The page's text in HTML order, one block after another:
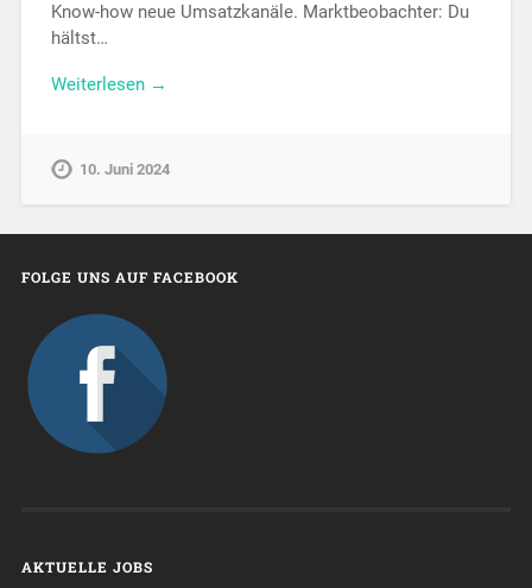
Know-how neue Umsatzkanäle. Marktbeobachter: Du
hältst…
Weiterlesen →
10. Juni 2024
FOLGE UNS AUF FACEBOOK
AKTUELLE JOBS